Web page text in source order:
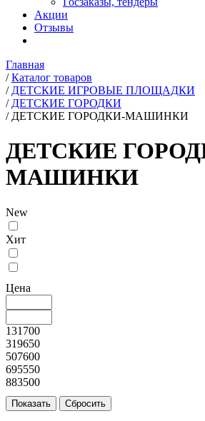
Акции
Отзывы
Главная
/ Каталог товаров
/ ДЕТСКИЕ ИГРОВЫЕ ПЛОЩАДКИ
/ ДЕТСКИЕ ГОРОДКИ
/ ДЕТСКИЕ ГОРОДКИ-МАШИНКИ
ДЕТСКИЕ
МАШИНКИ
New
Хит
Цена
131700
319650
507600
695550
883500